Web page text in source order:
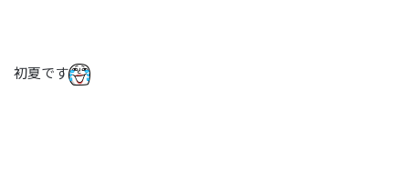
初夏です